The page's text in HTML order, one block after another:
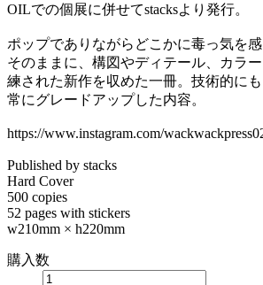
OILでの個展に併せてstacksより発行。
ポップでありながらどこかに毒っ気を
そのままに、構図やディテール、カラ
練された新作を収めた一冊。技術的に
常にグレードアップした内容。
https://www.instagram.com/
Published by stacks
Hard Cover
500 copies
52 pages with stickers
w210mm × h220mm
購入数